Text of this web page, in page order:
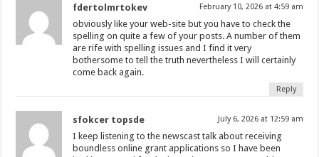
fdertolmrtokev February 10, 2026 at 4:59 am
obviously like your web-site but you have to check the
spelling on quite a few of your posts. A number of them
are rife with spelling issues and I find it very
bothersome to tell the truth nevertheless I will certainly
come back again.
Reply
sfokcer topsde July 6, 2026 at 12:59 am
I keep listening to the newscast talk about receiving
boundless online grant applications so I have been